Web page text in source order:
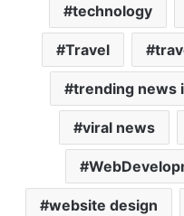
technology
Travel
trending news
viral news
website design